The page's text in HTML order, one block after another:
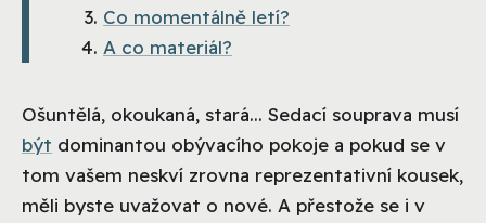
Co momentálně letí?
A co materiál?
Ošuntělá, okoukaná, stará... Sedací souprava musí
být dominantou obývacího pokoje a pokud se v
tom vašem neskví zrovna reprezentativní kousek,
měli byste uvažovat o nové. A přestože se i v